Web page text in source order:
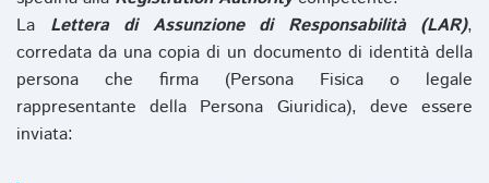
La Lettera di Assunzione di Responsabilità (LAR),
corredata da una copia di un documento di identità della
persona che firma (Persona Fisica o legale
rappresentante della Persona Giuridica), deve essere
inviata: